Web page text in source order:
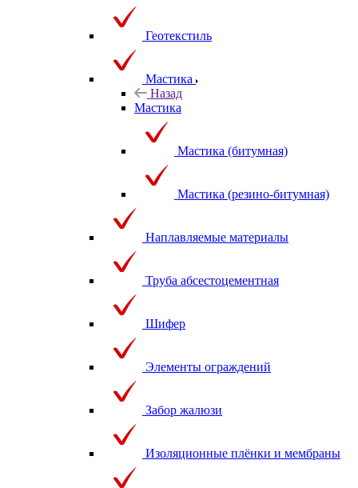
Геотекстиль
Мастика
Назад
Мастика
Мастика (битумная)
Мастика (резино-битумная)
Наплавляемые материалы
Труба абсестоцементная
Шифер
Элементы ограждений
Забор жалюзи
Изоляционные плёнки и мембраны